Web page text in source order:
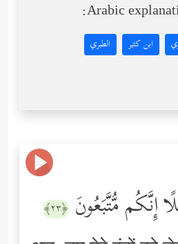
Arabic
ابن كثير الطبري
إِنَّكُم مُّتَّبَعُونَ ﴿٢٣﴾